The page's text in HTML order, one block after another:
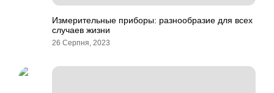
Измерительные приборы: разнообразие для всех
случаев жизни
26 Серпня, 2023